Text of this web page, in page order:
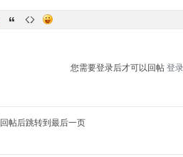
您需要登录后才可以回帖 登录
回帖后跳转到最后一页